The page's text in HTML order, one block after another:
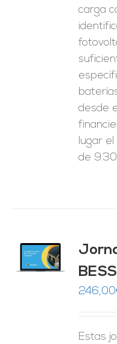
carga
desde
lugar el
de
BESS
246,00
Estas